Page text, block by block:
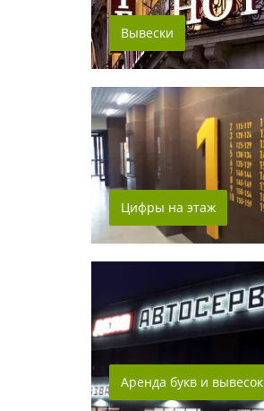
Вывески
Цифры на этаж
Аренда букв и вывесок